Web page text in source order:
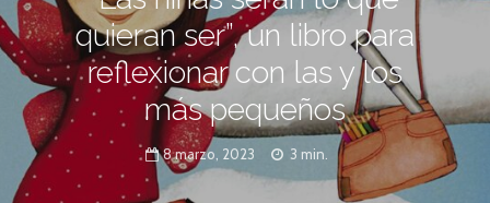
quieran ser”, un libro para
reflexionar con las y los
más pequeños
8 marzo, 2023 3 min.